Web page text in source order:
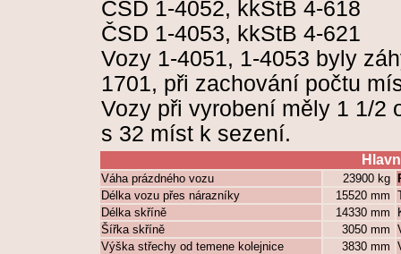
ČSD 1-4052, kkStB 4-618
ČSD 1-4053, kkStB 4-621
Vozy 1-4051, 1-4053 byly
1701, při zachování počtu
Vozy při vyrobení měly 1 1/2
s 32 míst k sezení.
Váha prázdného vozu 23900 kg
Délka vozu přes nárazníky
15520 mm
Délka skříně
14330 mm
Šířka skříně
3050 mm
Výška střechy od temene kolejnice
3830 mm